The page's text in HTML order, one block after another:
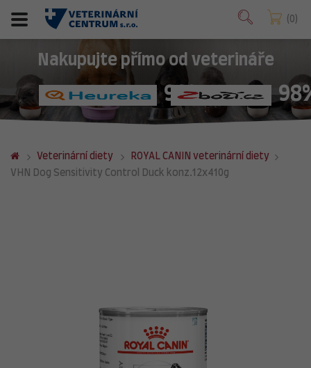
0
Nakupujte přímo od veterináře
98%
Veterinární diety
ROYAL CANIN veterinární diety
VHN Dog Sensitivity Control Duck konz.12x410g